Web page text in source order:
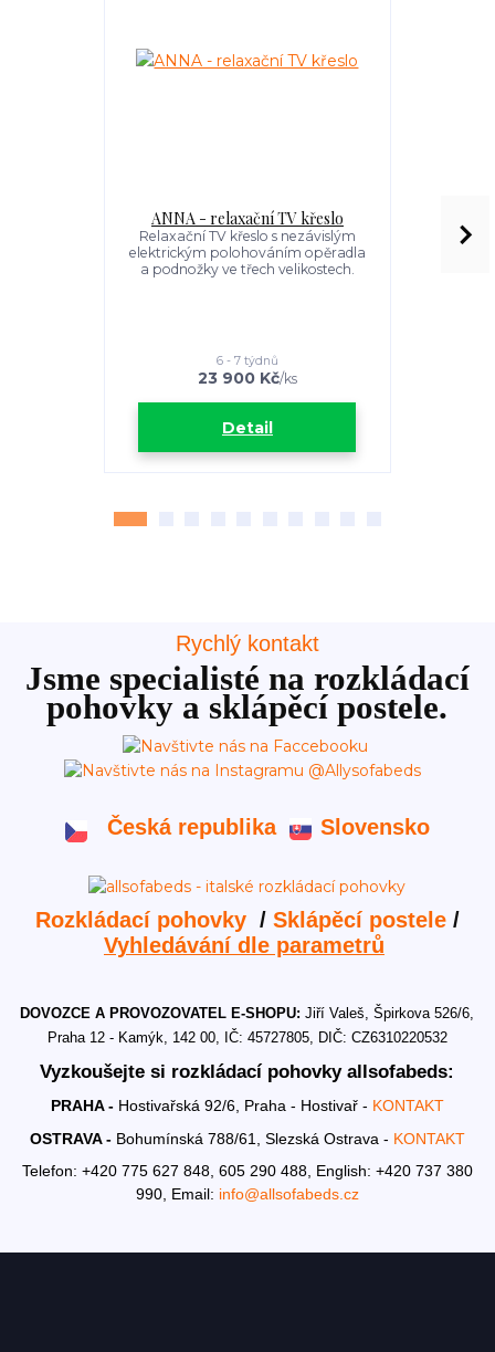
ANNA - relaxační TV křeslo
Relaxační TV křeslo s nezávislým
elektrickým polohováním opěradla
a podnožky ve třech velikostech.
23 900 Kč/ks
6 - 7 týdnů
Detail
Rychlý kontakt
Jsme specialisté na rozkládací
pohovky a sklápěcí postele.
Česká republika Slovensko
Rozkládací pohovky / Sklápěcí postele/
Vyhledávání dle parametrů
DOVOZCE A PROVOZOVATEL E-SHOPU:Jiří Valeš, Špirkova 526/6,
Praha 12 - Kamýk, 142 00, IČ: 45727805, DIČ: CZ6310220532
Vyzkoušejte si rozkládací pohovky allsofabeds:
PRAHA - Hostivařská 92/6, Praha - Hostivař - KONTAKT
OSTRAVA - Bohumínská 788/61, Slezská Ostrava - KONTAKT
Telefon: +420 775 627 848, 605 290 488, English: +420 737 380
990, Email: info@allsofabeds.cz